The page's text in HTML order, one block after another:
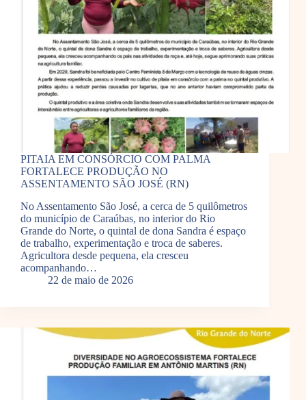
PITAIA EM CONSÓRCIO COM PALMA
FORTALECE PRODUÇÃO NO
ASSENTAMENTO SÃO JOSÉ (RN)
No Assentamento São José, a cerca de 5 quilômetros
do município de Caraúbas, no interior do Rio
Grande do Norte, o quintal de dona Sandra é espaço
de trabalho, experimentação e troca de saberes.
Agricultora desde pequena, ela cresceu
acompanhando…
22 de maio de 2026